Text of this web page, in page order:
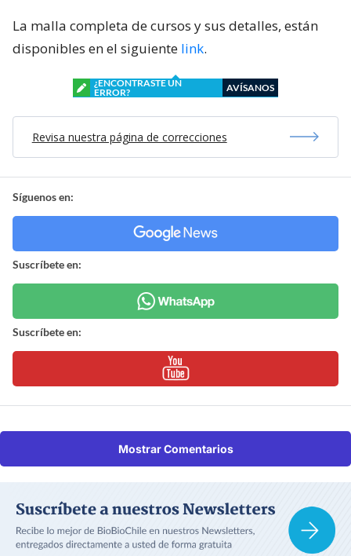
La malla completa de cursos y sus detalles, están
disponibles en el siguiente link.
¿ENCONTRASTE UN
ERROR?
AVÍSANOS
Revisa nuestra página de correcciones
Síguenos en:
Suscríbete en:
Suscríbete en:
Mostrar Comentarios